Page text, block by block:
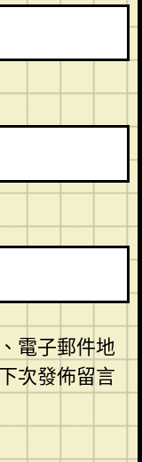
電子郵件地
次發佈留言